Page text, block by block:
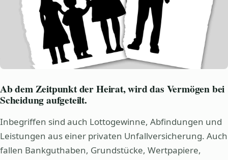
Ab dem Zeitpunkt der Heirat, wird das Vermögen bei
Scheidung aufgeteilt.
Inbegriffen sind auch Lottogewinne, Abfindungen und
Leistungen aus einer privaten Unfallversicherung. Auch
fallen Bankguthaben, Grundstücke, Wertpapiere,